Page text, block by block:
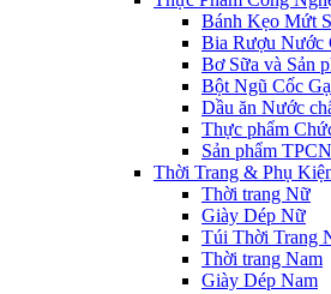
Bánh Kẹo Mứt
Bia Rượu Nước
Bơ Sữa và Sản
Bột Ngũ Cốc
Dầu ăn Nước
Thực phẩm
Sản phẩm
Thời Trang & Phụ
Thời trang Nữ
Giày Dép Nữ
Túi Thời Trang
Thời trang Nam
Giày Dép Nam